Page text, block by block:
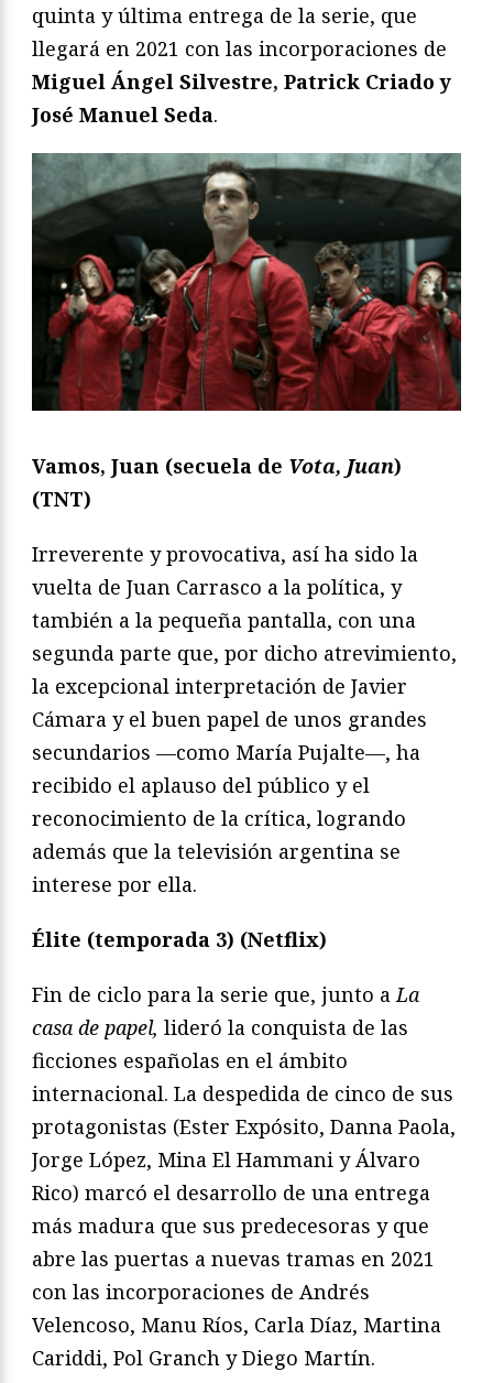
quinta y última entrega de la serie, que
llegará en 2021 con las incorporaciones de
Miguel Ángel Silvestre, Patrick Criado y
José Manuel Seda.
Vamos, Juan (secuela de Vota, Juan)
(TNT)
Irreverente y provocativa, así ha sido la
vuelta de Juan Carrasco a la política, y
también a la pequeña pantalla, con una
segunda parte que, por dicho atrevimiento,
la excepcional interpretación de Javier
Cámara y el buen papel de unos grandes
secundarios —como María Pujalte—, ha
recibido el aplauso del público y el
reconocimiento de la crítica, logrando
además que la televisión argentina se
interese por ella.
Élite (temporada 3) (Netflix)
Fin de ciclo para la serie que, junto a La
casa de papel, lideró la conquista de las
ficciones españolas en el ámbito
internacional. La despedida de cinco de sus
protagonistas (Ester Expósito, Danna Paola,
Jorge López, Mina El Hammani y Álvaro
Rico) marcó el desarrollo de una entrega
más madura que sus predecesoras y que
abre las puertas a nuevas tramas en 2021
con las incorporaciones de Andrés
Velencoso, Manu Ríos, Carla Díaz, Martina
Cariddi, Pol Granch y Diego Martín.